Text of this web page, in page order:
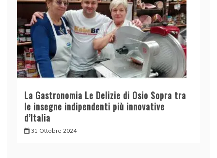
La Gastronomia Le Delizie di Osio Sopra tra
le insegne indipendenti più innovative
d’Italia
31 Ottobre 2024